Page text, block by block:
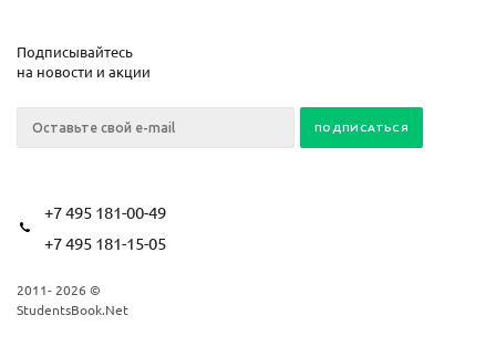
Подписывайтесь
на новости и акции
+7 495 181-00-49
+7 495 181-15-05
2011- 2026 ©
StudentsBook.Net